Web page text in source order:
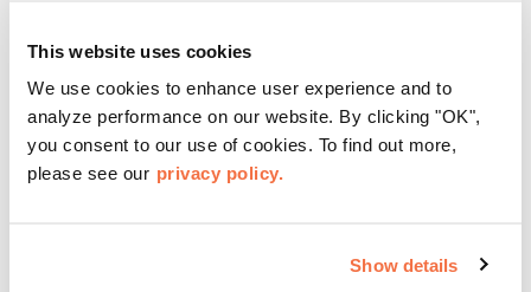
This website uses cookies
We use cookies to enhance user experience and to
analyze performance on our website. By clicking "OK",
you consent to our use of cookies. To find out more,
please see our privacy policy.
Show details
Viernes por la noche en OMCA con Off the Grid